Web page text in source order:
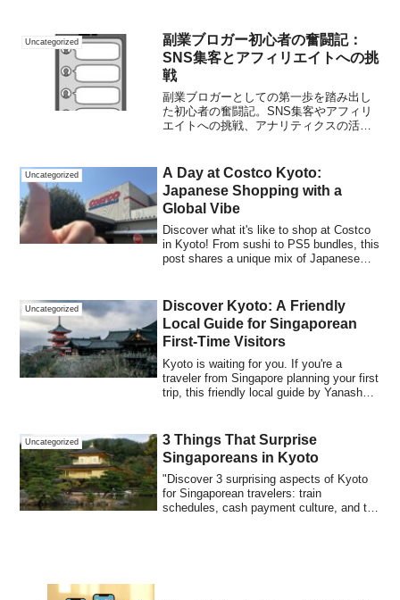
羅した完全ガイド。自然派の花粉症ケア
を始めましょう！
Uncategorized
副業ブロガー初心者の奮闘記：
SNS集客とアフィリエイトへの挑
戦
副業ブロガーとしての第一歩を踏み出し
た初心者の奮闘記。SNS集客やアフィリ
エイトへの挑戦、アナリティクスの活用
の等身大の奮闘をお届けします。
Uncategorized
A Day at Costco Kyoto:
Japanese Shopping with a
Global Vibe
Discover what it's like to shop at Costco
in Kyoto! From sushi to PS5 bundles, this
post shares a unique mix of Japanese
Uncategorized
Discover Kyoto: A Friendly
Local Guide for Singaporean
First-Time Visitors
Kyoto is waiting for you. If you're a
traveler from Singapore planning your first
trip, this friendly local guide by Yanashow
Uncategorized
3 Things That Surprise
Singaporeans in Kyoto
"Discover 3 surprising aspects of Kyoto
for Singaporean travelers: train
schedules, cash payment culture, and the